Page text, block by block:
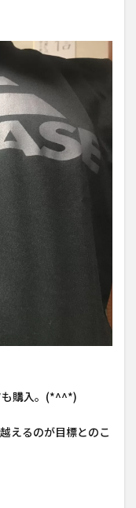
も購入。(*^^*)
えるのが目標とのこ